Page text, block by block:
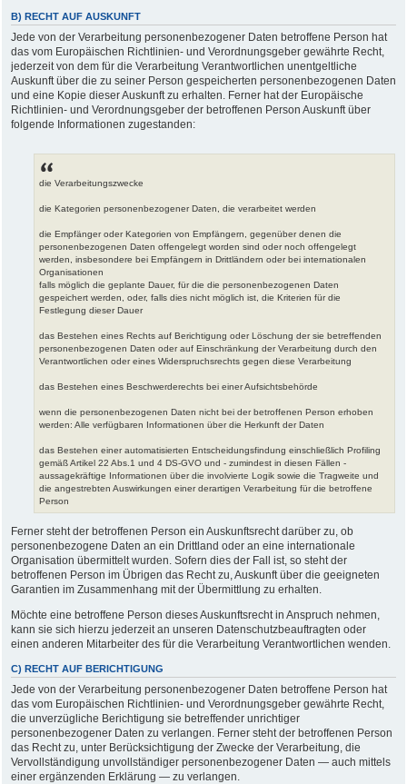
B) RECHT AUF AUSKUNFT
Jede von der Verarbeitung personenbezogener Daten betroffene Person hat
das vom Europäischen Richtlinien- und Verordnungsgeber gewährte Recht,
jederzeit von dem für die Verarbeitung Verantwortlichen unentgeltliche
Auskunft über die zu seiner Person gespeicherten personenbezogenen Daten
und eine Kopie dieser Auskunft zu erhalten. Ferner hat der Europäische
Richtlinien- und Verordnungsgeber der betroffenen Person Auskunft über
folgende Informationen zugestanden:
die Verarbeitungszwecke
die Kategorien personenbezogener Daten, die verarbeitet werden
die Empfänger oder Kategorien von Empfängern, gegenüber denen die
personenbezogenen Daten offengelegt worden sind oder noch offengelegt
werden, insbesondere bei Empfängern in Drittländern oder bei internationalen
Organisationen
falls möglich die geplante Dauer, für die die personenbezogenen Daten
gespeichert werden, oder, falls dies nicht möglich ist, die Kriterien für die
Festlegung dieser Dauer
das Bestehen eines Rechts auf Berichtigung oder Löschung der sie betreffenden
personenbezogenen Daten oder auf Einschränkung der Verarbeitung durch den
Verantwortlichen oder eines Widerspruchsrechts gegen diese Verarbeitung
das Bestehen eines Beschwerderechts bei einer Aufsichtsbehörde
wenn die personenbezogenen Daten nicht bei der betroffenen Person erhoben
werden: Alle verfügbaren Informationen über die Herkunft der Daten
das Bestehen einer automatisierten Entscheidungsfindung einschließlich Profiling
gemäß Artikel 22 Abs.1 und 4 DS-GVO und - zumindest in diesen Fällen -
aussagekräftige Informationen über die involvierte Logik sowie die Tragweite und
die angestrebten Auswirkungen einer derartigen Verarbeitung für die betroffene
Person
Ferner steht der betroffenen Person ein Auskunftsrecht darüber zu, ob
personenbezogene Daten an ein Drittland oder an eine internationale
Organisation übermittelt wurden. Sofern dies der Fall ist, so steht der
betroffenen Person im Übrigen das Recht zu, Auskunft über die geeigneten
Garantien im Zusammenhang mit der Übermittlung zu erhalten.
Möchte eine betroffene Person dieses Auskunftsrecht in Anspruch nehmen,
kann sie sich hierzu jederzeit an unseren Datenschutzbeauftragten oder
einen anderen Mitarbeiter des für die Verarbeitung Verantwortlichen wenden.
C) RECHT AUF BERICHTIGUNG
Jede von der Verarbeitung personenbezogener Daten betroffene Person hat
das vom Europäischen Richtlinien- und Verordnungsgeber gewährte Recht,
die unverzügliche Berichtigung sie betreffender unrichtiger
personenbezogener Daten zu verlangen. Ferner steht der betroffenen Person
das Recht zu, unter Berücksichtigung der Zwecke der Verarbeitung, die
Vervollständigung unvollständiger personenbezogener Daten — auch mittels
einer ergänzenden Erklärung — zu verlangen.